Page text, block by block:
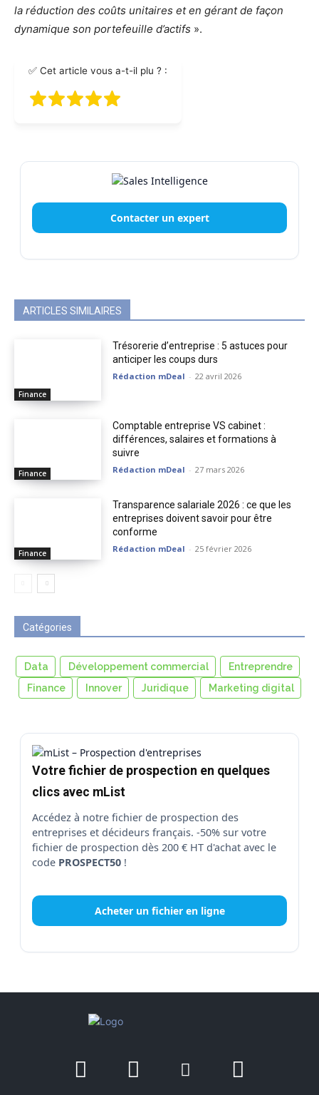
la réduction des coûts unitaires et en gérant de façon
dynamique son portefeuille d’actifs ».
✅ Cet article vous a-t-il plu ? :
Contacter un expert
ARTICLES SIMILAIRES
Finance
Trésorerie d’entreprise : 5 astuces pour
anticiper les coups durs
Rédaction mDeal - 22 avril 2026
Finance
Comptable entreprise VS cabinet :
différences, salaires et formations à
suivre
Rédaction mDeal - 27 mars 2026
Finance
Transparence salariale 2026 : ce que les
entreprises doivent savoir pour être
conforme
Rédaction mDeal - 25 février 2026
Catégories
Data Développement commercial
Entreprendre
Finance
Innover Juridique Marketing digital
Votre fichier de prospection en quelques
clics avec mList
Accédez à notre fichier de prospection des
entreprises et décideurs français. -50% sur votre
fichier de prospection dès 200 € HT d'achat avec le
code PROSPECT50 !
Acheter un fichier en ligne